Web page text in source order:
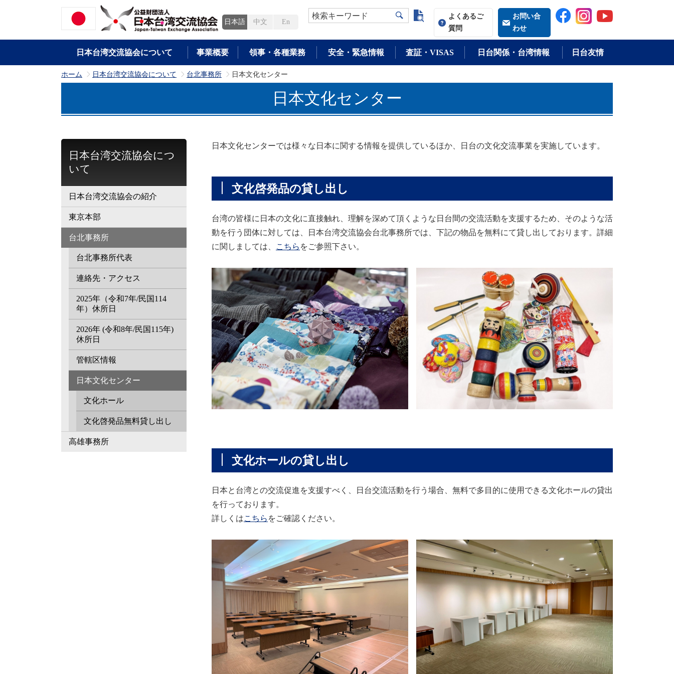
日本語 中文 En
検索キーワード よく検索される語
よくあるご
質問
お問い合
わせ
日本台湾交流協会について 事業概要 領事・各種業務 安全・緊急情報 査証・VISAS 日台関係・台湾情報 日台友情
ホーム >
日本台湾交流協会について >
台北事務所 >
日本文化センター
日本文化センター
日本文化センターでは様々な日本に関する情報を提供しているほか、日台の文化交流事業を実施しています。
文化啓発品の貸し出し
台湾の皆様に日本の文化に直接触れ、理解を深めて頂くような日台間の交流活動を支援するため、そのような活
動を行う団体に対しては、日本台湾交流協会台北事務所では、下記の物品を無料にて貸し出しております。詳細
に関しましては、
こちら をご参照下さい。
文化ホールの貸し出し
日本と台湾との交流促進を支援すべく、日台交流活動を行う場合、無料で多目的に使用できる文化ホールの貸出
を行っております。
詳しくはこちら をご確認ください。
日本台湾交流協会につ
いて
日本台湾交流協会の紹介
東京本部
台北事務所
台北事務所代表
連絡先・アクセス
2025年（令和7年/民国114
年）休所日
2026年 (令和8年/民国115年)
休所日
管轄区情報
日本文化センター
文化ホール
文化啓発品無料貸し出し
高雄事務所